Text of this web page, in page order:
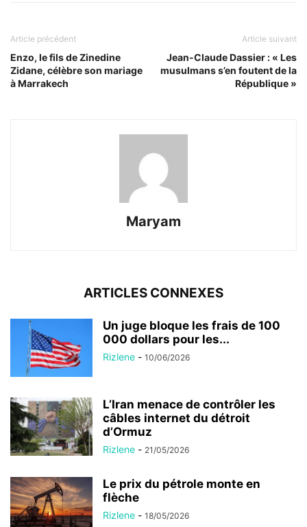
Article précédent
Enzo, le fils de Zinedine
Zidane, célèbre son mariage
à Marrakech
Article suivant
Jean-Claude Dassier : « Les
musulmans s’en foutent de la
République »
Maryam
ARTICLES CONNEXES
Un juge bloque les frais de 100
000 dollars pour les...
Rizlene - 10/06/2026
L’Iran menace de contrôler les
câbles internet du détroit
d’Ormuz
Rizlene - 21/05/2026
Le prix du pétrole monte en
flèche
Rizlene - 18/05/2026